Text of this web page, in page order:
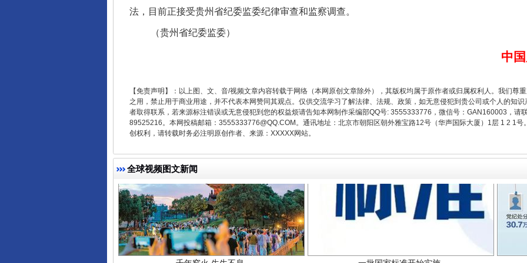
法，目前正接受贵州省纪委监委纪律审查和监察调查。
（贵州省纪委监委）
中
【免责声明】：以上图、文、音/视频文章内容转载于网络（本网原创文章除外），其版权均属于原作者或归属权利人。我们尊
之用，禁止用于商业用途，并不代表本网赞同其观点。仅供交流学习了解法律、法规、政策，如无意侵犯到贵公司或个人的知
者取得联系，若来源标注错误或无意侵犯到您的权益烦请告知本网制作采编部QQ号: 3555333776，微信号：GAN160003，请
89525216。本网投稿邮箱：3555333776@QQ.COM。通讯地址：北京市朝阳区朝外雅宝路12号（华声国际大厦）1层 1 2 1
创权利，请转载时务必注明原创作者、来源：XXXXX网站。
全球视频图文新闻
千年窑火 生生不息 一批国家标准开始实施